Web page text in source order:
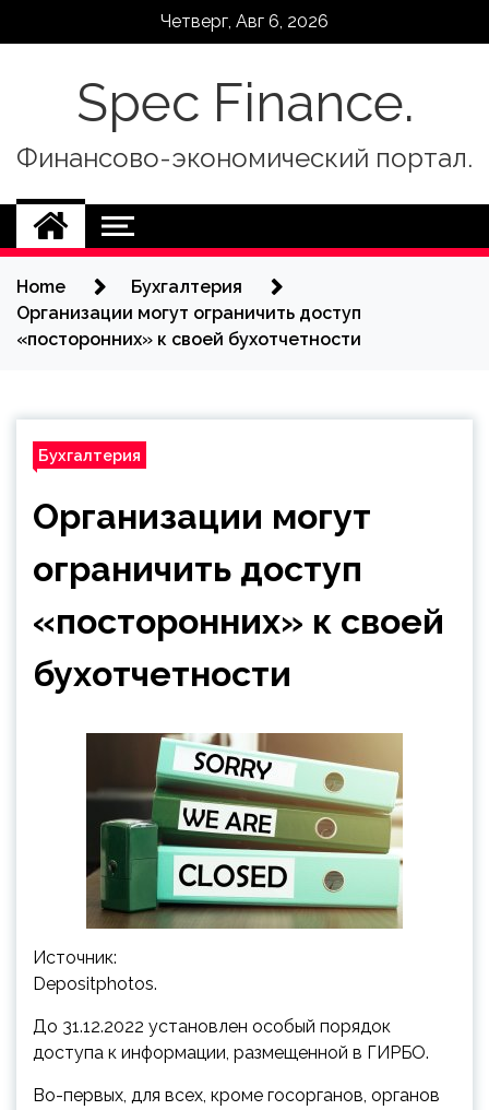
Четверг, Авг 6, 2026
Spec Finance.
Финансово-экономический портал.
Home
Бухгалтерия
Организации могут ограничить доступ
«посторонних» к своей бухотчетности
Бухгалтерия
Организации могут
ограничить доступ
«посторонних» к своей
бухотчетности
Источник:
Depositphotos.
До 31.12.2022 установлен особый порядок
доступа к информации, размещенной в ГИРБО.
Во-первых, для всех, кроме госорганов, органов